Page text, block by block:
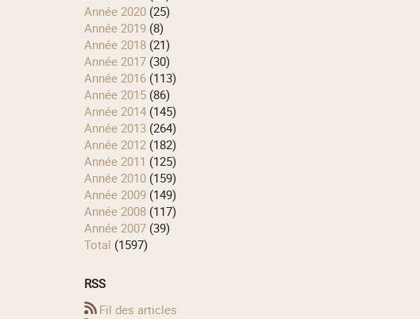
année 2020(25)
année 2019(8)
année 2018(21)
année 2017(30)
année 2016(113)
année 2015(86)
année 2014(145)
année 2013(264)
année 2012(182)
année 2011 (125)
année 2010(159)
année 2009(149)
année 2008(117)
année 2007(39)
total (1597)
RSS
Fil des articles